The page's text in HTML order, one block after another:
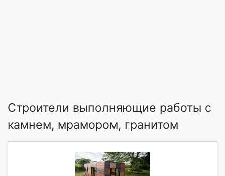
Строители выполняющие работы с
камнем, мрамором, гранитом